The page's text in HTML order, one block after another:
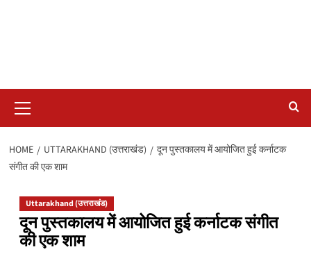
Menu
HOME UTTARAKHAND (उत्तराखंड)
दून पुस्तकालय में आयोजित हुई कर्नाटक
संगीत की एक शाम
Uttarakhand (उत्तराखंड)
दून पुस्तकालय में आयोजित हुई कर्नाटक संगीत
की एक शाम